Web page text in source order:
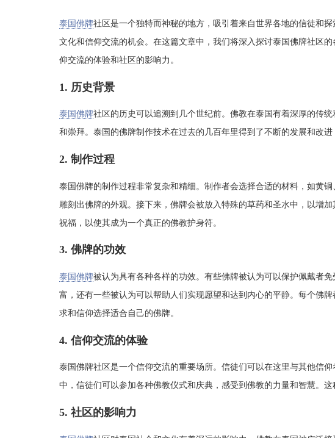
泰国佛牌社区是一个独特而神秘的地方，吸引着来自世界各地的信徒和
文化和信仰交流的机会。在这篇文章中，我们将深入探讨泰国佛牌社区
仰交流的体验和社区的影响力。
1. 历史背景
泰国佛牌社区的历史可以追溯到几个世纪前。佛教在泰国有着深厚的传
和崇拜。泰国的佛牌制作技术在过去的几百年里得到了不断的发展和改进
2. 制作过程
泰国佛牌的制作过程非常复杂和精细。制作者会选择合适的材料，如黄
雕刻出佛牌的外观。接下来，佛牌会被放入特殊的草药和圣水中，以增
祝福，以使其成为一个真正的佛教护身符。
3. 佛牌的功效
泰国佛牌被认为具有各种各样的功效。有些佛牌被认为可以保护佩戴者
富，还有一些被认为可以帮助人们实现愿望和达到内心的平静。每个佛
求和信仰选择适合自己的佛牌。
4. 信仰交流的体验
泰国佛牌社区是一个信仰交流的重要场所。信徒们可以在这里与其他信
中，信徒们可以参加各种佛教仪式和庆典，感受到佛教的力量和智慧。
5. 社区的影响力